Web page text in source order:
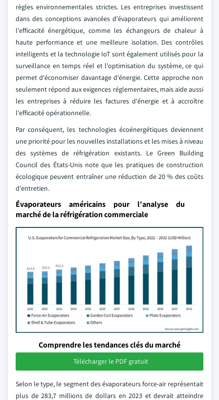
règles environnementales strictes. Les entreprises investissent
dans des conceptions avancées d'évaporateurs qui améliorent
l'efficacité énergétique, comme les échangeurs de chaleur à
haute performance et une meilleure isolation. Des contrôles
intelligents et la technologie IoT sont également utilisés pour la
surveillance en temps réel et l'optimisation du système, ce qui
permet d'économiser davantage d'énergie. Cette approche non
seulement répond aux exigences réglementaires, mais aide aussi
les entreprises à réduire les factures d'énergie et à accroître
l'efficacité opérationnelle.
Par conséquent, les technologies écoénergétiques deviennent
une priorité pour les nouvelles installations et les mises à niveau
des systèmes de réfrigération existants. Le Green Building
Council des États-Unis note que les pratiques de construction
écologique peuvent entraîner une réduction de 20 % des coûts
d'entretien.
Évaporateurs américains pour l'analyse du
marché de la réfrigération commerciale
Comprendre les tendances clés du marché
Télécharger le PDF gratuit
Selon le type, le segment des évaporateurs force-air représentait
plus de 283,7 millions de dollars en 2023 et devrait atteindre